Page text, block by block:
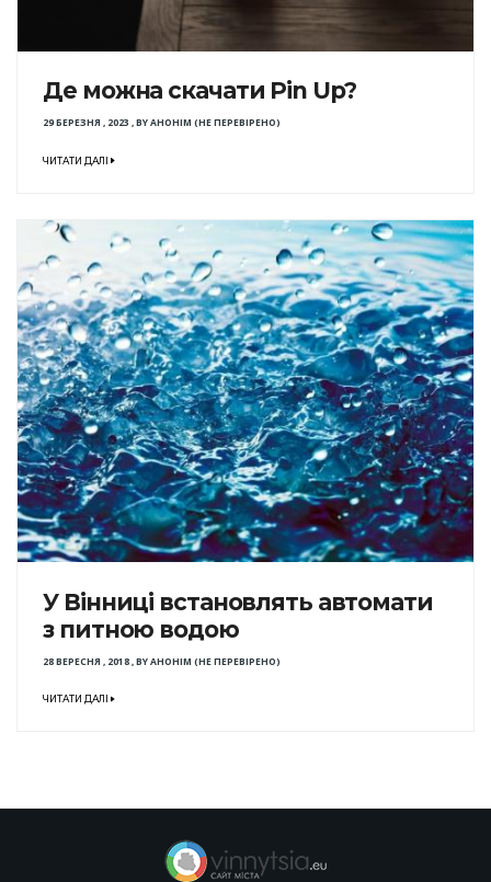
Де можна скачати Pin Up?
29 БЕРЕЗНЯ , 2023 ,BYАНОНІМ (НЕ ПЕРЕВІРЕНО)
ЧИТАТИ ДАЛІ
У Вінниці встановлять автомати
з питною водою
28 ВЕРЕСНЯ , 2018,BYАНОНІМ (НЕ ПЕРЕВІРЕНО)
ЧИТАТИ ДАЛІ